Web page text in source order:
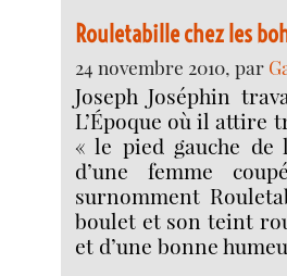
Rouletabille chez les
24 novembre 2010, par
Joseph Joséphin
L’Époque où il attire
« le pied gauche de
d’une femme
surnomment
boulet et son teint
et d’une bonne